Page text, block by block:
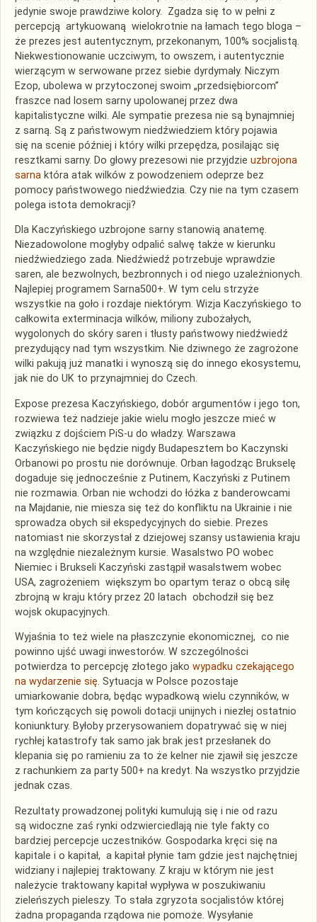
jedynie swoje prawdziwe kolory. Zgadza się to w pełni z
percepcją artykuowaną wielokrotnie na łamach tego bloga –
że prezes jest autentycznym, przekonanym, 100% socjalistą.
Niekwestionowanie uczciwym, to owszem, i autentycznie
wierzącym w serwowane przez siebie dyrdymały. Niczym
Ezop, ubolewa w przytoczonej swoim „przedsiębiorcom”
fraszce nad losem sarny upolowanej przez dwa
kapitalistyczne wilki. Ale sympatie prezesa nie są bynajmniej
z sarną. Są z państwowym niedźwiedziem który pojawia
się na scenie później i który wilki przepędza, posilając się
resztkami sarny. Do głowy prezesowi nie przyjdzie uzbrojona
sarna która atak wilków z powodzeniem odeprze bez
pomocy państwowego niedźwiedzia. Czy nie na tym czasem
polega istota demokracji?
Dla Kaczyńskiego uzbrojone sarny stanowią anatemę.
Niezadowolone mogłyby odpalić salwę także w kierunku
niedźwiedziego zada. Niedźwiedź potrzebuje wprawdzie
saren, ale bezwolnych, bezbronnych i od niego uzależnionych.
Najlepiej programem Sarna500+. W tym celu strzyże
wszystkie na goło i rozdaje niektórym. Wizja Kaczyńskiego to
całkowita exterminacja wilków, miliony zubożałych,
wygolonych do skóry saren i tłusty państwowy niedźwiedź
prezydujący nad tym wszystkim. Nie dziwnego że zagrożone
wilki pakują już manatki i wynoszą się do innego ekosystemu,
jak nie do UK to przynajmniej do Czech.
Expose prezesa Kaczyńskiego, dobór argumentów i jego ton,
rozwiewa też nadzieje jakie wielu mogło jeszcze mieć w
związku z dojściem PiS-u do władzy. Warszawa
Kaczyńskiego nie będzie nigdy Budapesztem bo Kaczynski
Orbanowi po prostu nie dorównuje. Orban łagodząc Brukselę
dogaduje się jednocześnie z Putinem, Kaczyński z Putinem
nie rozmawia. Orban nie wchodzi do łóżka z banderowcami
na Majdanie, nie miesza się też do konfliktu na Ukrainie i nie
sprowadza obych sił ekspedycyjnych do siebie. Prezes
natomiast nie skorzystał z dziejowej szansy ustawienia kraju
na względnie niezależnym kursie. Wasalstwo PO wobec
Niemiec i Brukseli Kaczyński zastąpił wasalstwem wobec
USA, zagrożeniem większym bo opartym teraz o obcą siłę
zbrojną w kraju który przez 20 latach obchodził się bez
wojsk okupacyjnych.
Wyjaśnia to też wiele na płaszczynie ekonomicznej, co nie
powinno ujść uwagi inwestorów. W szczególności
potwierdza to percepcję złotego jako wypadku czekającego
na wydarzenie się. Sytuacja w Polsce pozostaje
umiarkowanie dobra, będąc wypadkową wielu czynników, w
tym kończących się powoli dotacji unijnych i niezłej ostatnio
koniunktury. Byłoby przerysowaniem dopatrywać się w niej
rychłej katastrofy tak samo jak brak jest przesłanek do
klepania się po ramieniu za to że kelner nie zjawił się jeszcze
z rachunkiem za party 500+ na kredyt. Na wszystko przyjdzie
jednak czas.
Rezultaty prowadzonej polityki kumulują się i nie od razu
są widoczne zaś rynki odzwierciedlają nie tyle fakty co
bardziej percepcje uczestników. Gospodarka kręci się na
kapitale i o kapitał, a kapitał płynie tam gdzie jest najchętniej
widziany i najlepiej traktowany. Z kraju w którym nie jest
należycie traktowany kapitał wypływa w poszukiwaniu
zieleńszych pieleszy. To stała zgryzota socjalistów której
żadna propaganda rządowa nie pomoże. Wysyłanie